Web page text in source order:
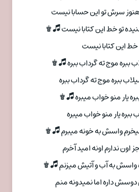
سرش تو این حسابا نیست
تو خط این کتابا نیست 🎜♚
خط این کتابا نیست
ببره موج ته گرداب ببره 🎜♚
ببره موج ته گرداب ببره
یار منو خواب میبره 🎜♚
ببره یار منو خواب میبره
واسش به خونه میبرم 🎜♚
اون ندارم اونه امید آخرم
واسش به آب و آتیش میزنم 🎜♚
دوسش داره اما نمیدونه منم